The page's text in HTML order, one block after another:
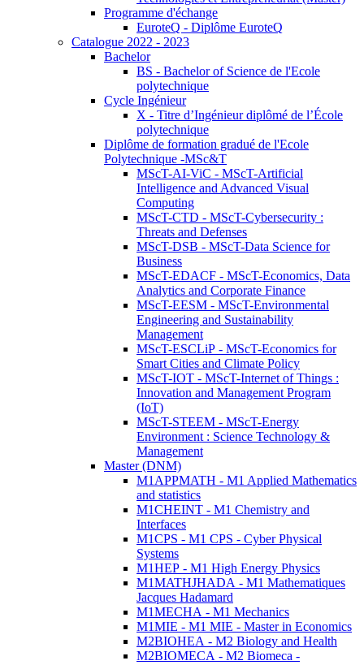
Programme d'échange
EuroteQ - Diplôme EuroteQ
Catalogue 2022 - 2023
Bachelor
BS - Bachelor of Science de l'Ecole
polytechnique
Cycle Ingénieur
X - Titre d’Ingénieur diplômé de l’École
polytechnique
Diplôme de formation gradué de l'Ecole
Polytechnique -MSc&T
MScT-AI-ViC - MScT-Artificial
Intelligence and Advanced Visual
Computing
MScT-CTD - MScT-Cybersecurity :
Threats and Defenses
MScT-DSB - MScT-Data Science for
Business
MScT-EDACF - MScT-Economics, Data
Analytics and Corporate Finance
MScT-EESM - MScT-Environmental
Engineering and Sustainability
Management
MScT-ESCLiP - MScT-Economics for
Smart Cities and Climate Policy
MScT-IOT - MScT-Internet of Things :
Innovation and Management Program
(IoT)
MScT-STEEM - MScT-Energy
Environment : Science Technology &
Management
Master (DNM)
M1APPMATH - M1 Applied Mathematics
and statistics
M1CHEINT - M1 Chemistry and
Interfaces
M1CPS - M1 CPS - Cyber Physical
Systems
M1HEP - M1 High Energy Physics
M1MATHJHADA - M1 Mathematiques
Jacques Hadamard
M1MECHA - M1 Mechanics
M1MIE - M1 MIE - Master in Economics
M2BIOHEA - M2 Biology and Health
M2BIOMECA - M2 Biomeca -